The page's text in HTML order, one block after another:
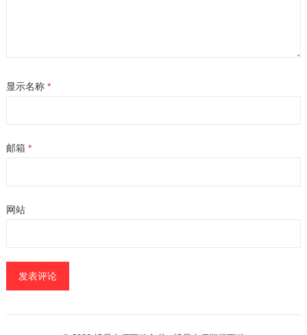
显示名称 *
邮箱 *
网站